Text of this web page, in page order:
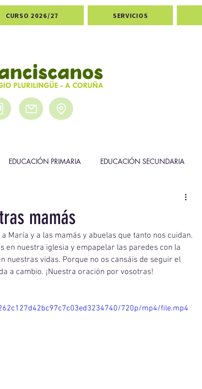
CURSO 2026/27 SERVICIOS
EDUCACIÓN PRIMARIA EDUCACIÓN SECUNDARIA
mamás
María y a las mamás y abuelas que tanto nos cuidan.
en nuestra iglesia y empapelar las paredes con la
nuestras vidas. Porque no os cansáis de seguir el
a cambio. ¡Nuestra oración por vosotras!
720p/mp4/file.mp4